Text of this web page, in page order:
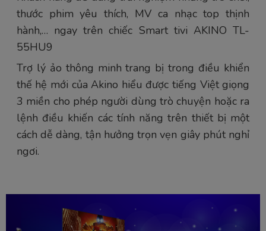
thước phim yêu thích, MV ca nhạc top thịnh
hành,… ngay trên chiếc Smart tivi AKINO TL-
55HU9
Trợ lý ảo thông minh trang bị trong điều khiển
thế hệ mới của Akino hiểu được tiếng Việt giọng
3 miền cho phép người dùng trò chuyện hoặc ra
lệnh điều khiến các tính năng trên thiết bị một
cách dễ dàng, tận hưởng trọn vẹn giây phút nghỉ
ngơi.